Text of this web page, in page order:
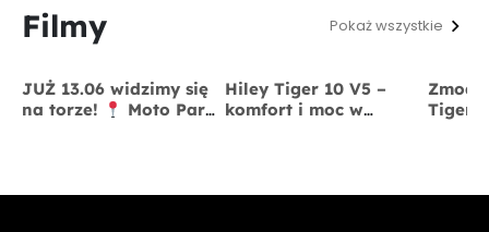
Filmy Pokaż wszystkie
JUŻ 13.06 widzimy się
na torze!
Moto Park
Hiley Tiger 10 V5 –
komfort i moc w
Tiger